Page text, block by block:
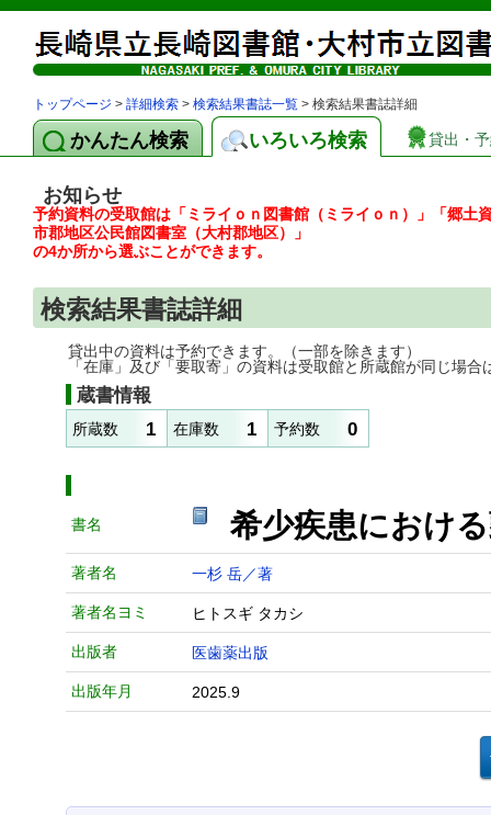
トップページ > 詳細検索 > 検索結果書誌一覧 > 検索結果書誌詳細
かんたん検索 いろいろ検索 貸出・
お知らせ
予約資料の受取館は「ミライｏｎ図書館（ミライｏｎ）」「郷
市郡地区公民館図書室（大村郡地区）」
の4か所から選ぶことができます。
検索結果書誌詳細
貸出中の資料は予約できます。（一部を除きます）
「在庫」及び「要取寄」の資料は受取館と所蔵館が同じ場合
蔵書情報
所蔵数 1 在庫数 1 予約数 0
書名 希少疾患におけ
著者名 一杉 岳／著
著者名ヨミ ヒトスギ タカシ
出版者 医歯薬出版
出版年月 2025.9